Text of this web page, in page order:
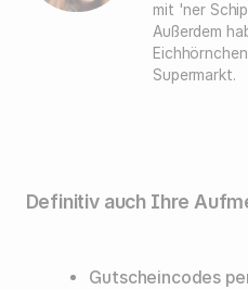
mit 'ner
Außerdem
Supermarkt.
Definitiv auch Ihre
Gutscheincodes